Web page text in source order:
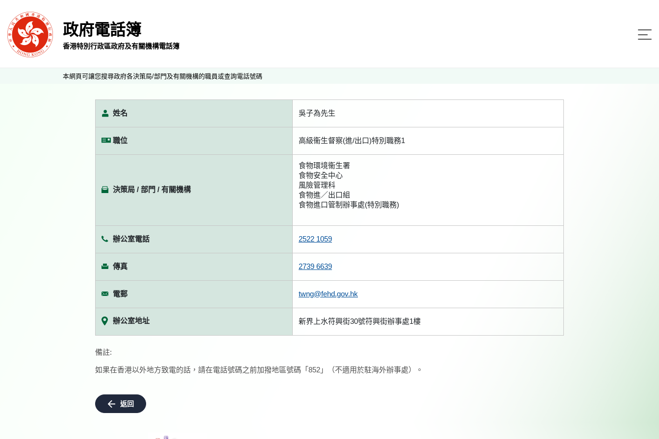
政府電話簿
香港特別行政區政府及有關機構電話簿
本網頁可讓您搜尋政府各決策局/部門及有關機構的職員或查詢電話號碼
姓名 吳子為先生
職位 高級衞生督察(進/出口)特別職務1
決策局 / 部門 / 有關機構
食物環境衞生署
食物安全中心
風險管理科
食物進／出口組
食物進口管制辦事處(特別職務)
辦公室電話 2522 1059
傳真 2739 6639
電郵 twng@fehd.gov.hk
辦公室地址 新界上水符興街30號符興街辦事處1樓
備註:
如果在香港以外地方致電的話，請在電話號碼之前加撥地區號碼「852」（不適用於駐海外辦事處）。
返回